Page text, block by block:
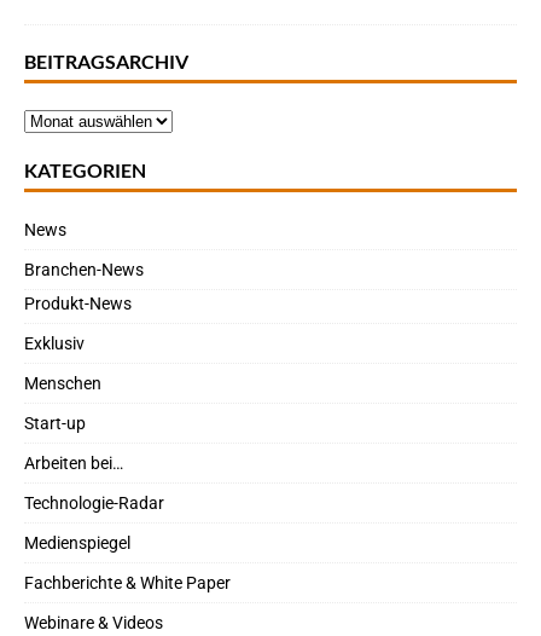
BEITRAGSARCHIV
KATEGORIEN
News
Branchen-News
Produkt-News
Exklusiv
Menschen
Start-up
Arbeiten bei…
Technologie-Radar
Medienspiegel
Fachberichte & White Paper
Webinare & Videos